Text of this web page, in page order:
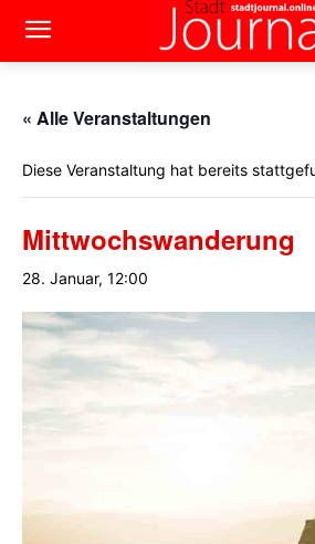
« Alle Veranstaltungen
Diese Veranstaltung hat bereits
Mittwochswanderung
28. Januar, 12:00